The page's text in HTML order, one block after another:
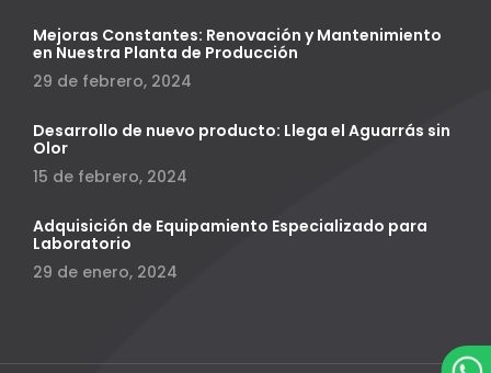
Mejoras Constantes: Renovación y Mantenimiento
en Nuestra Planta de Producción
29 de febrero, 2024
Desarrollo de nuevo producto: Llega el Aguarrás sin
Olor
15 de febrero, 2024
Adquisición de Equipamiento Especializado para
Laboratorio
29 de enero, 2024